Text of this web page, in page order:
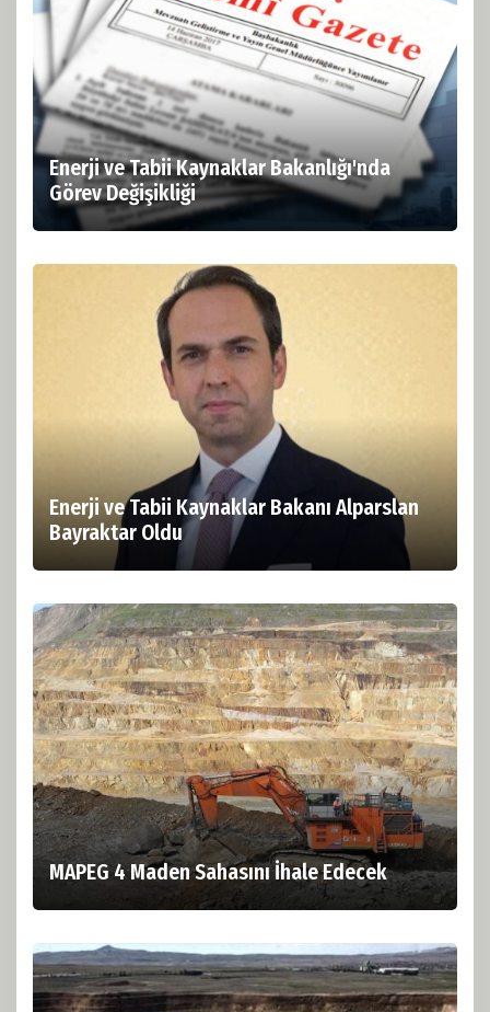
Enerji ve Tabii Kaynaklar Bakanlığı'nda
Görev Değişikliği
Enerji ve Tabii Kaynaklar Bakanı Alparslan
Bayraktar Oldu
MAPEG 4 Maden Sahasını İhale Edecek